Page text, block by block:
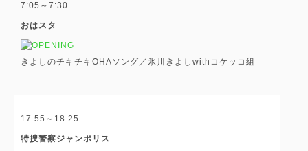
7:05～7:30
おはスタ
きよしのチキチキOHAソング／氷川きよしwithコケッコ組
17:55～18:25
特捜警察ジャンポリス